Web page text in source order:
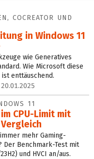
COCREATOR UND
in Windows 11
wie Generatives
Wie Microsoft diese
enttäuschend.
20.01.2025
11
CPU-Limit mit
Vergleich
mehr Gaming-
Der Benchmark-Test mit
und HVCI an/aus.